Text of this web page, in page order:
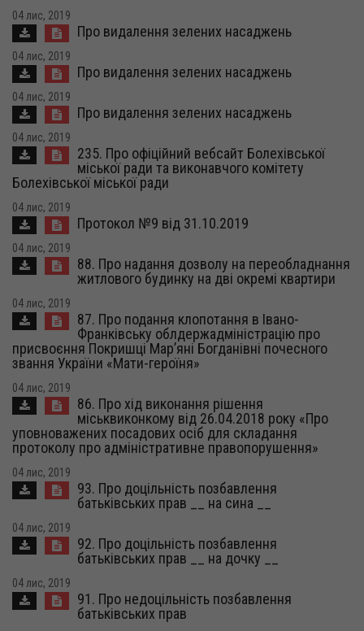
04 лис, 2019
Про видалення зелених насаджень
04 лис, 2019
Про видалення зелених насаджень
04 лис, 2019
Про видалення зелених насаджень
04 лис, 2019
235. Про офіційний вебсайт Болехівської
міської ради та виконавчого комітету
Болехівської міської ради
04 лис, 2019
Протокол №9 від 31.10.2019
04 лис, 2019
88. Про надання дозволу на переобладнання
житлового будинку на дві окремі квартири
04 лис, 2019
87. Про подання клопотання в Івано-
Франківську облдержадміністрацію про
присвоєння Покришці Мар’яні Богданівні почесного
звання України «Мати-героїня»
04 лис, 2019
86. Про хід виконання рішення
міськвиконкому від 26.04.2018 року «Про
уповноважених посадових осіб для складання
протоколу про адміністративне правопорушення»
04 лис, 2019
93. Про доцільність позбавлення
батьківських прав __ на сина __
04 лис, 2019
92. Про доцільність позбавлення
батьківських прав __ на дочку __
04 лис, 2019
91. Про недоцільність позбавлення
батьківських прав